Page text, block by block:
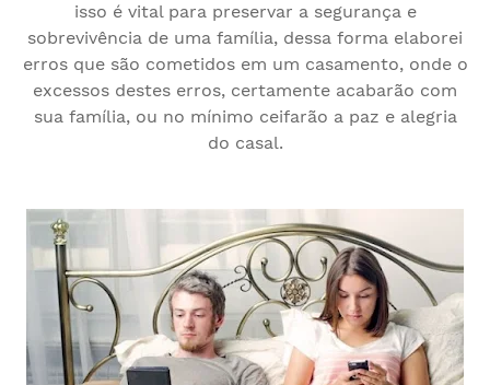
isso é vital para preservar a segurança e
sobrevivência de uma família, dessa forma elaborei
erros que são cometidos em um casamento, onde o
excessos destes erros, certamente acabarão com
sua família, ou no mínimo ceifarão a paz e alegria
do casal.